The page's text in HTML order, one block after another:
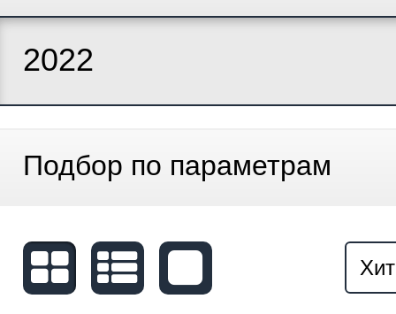
2022
Подбор по параметрам